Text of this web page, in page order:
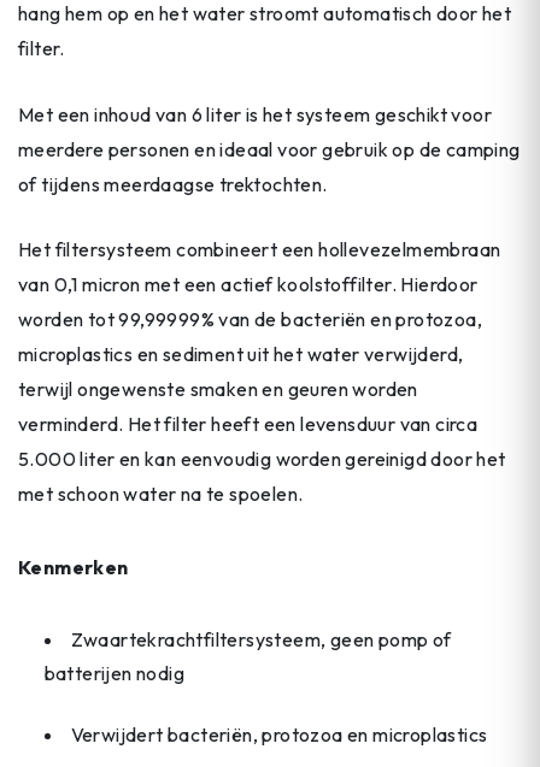
hang hem op en het water stroomt automatisch door het
filter.
Met een inhoud van 6 liter is het systeem geschikt voor
meerdere personen en ideaal voor gebruik op de camping
of tijdens meerdaagse trektochten.
Het filtersysteem combineert een hollevezelmembraan
van 0,1 micron met een actief koolstoffilter. Hierdoor
worden tot 99,99999% van de bacteriën en protozoa,
microplastics en sediment uit het water verwijderd,
terwijl ongewenste smaken en geuren worden
verminderd. Het filter heeft een levensduur van circa
5.000 liter en kan eenvoudig worden gereinigd door het
met schoon water na te spoelen.
Kenmerken
Zwaartekrachtfiltersysteem, geen pomp of
batterijen nodig
Verwijdert bacteriën, protozoa en microplastics